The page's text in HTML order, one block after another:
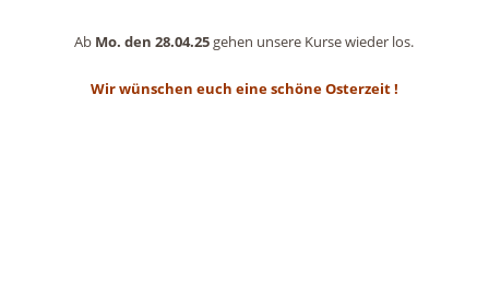
Ab Mo. den 28.04.25gehen unsere Kurse wieder los.
Wir wünschen euch eine schöne Osterzeit !